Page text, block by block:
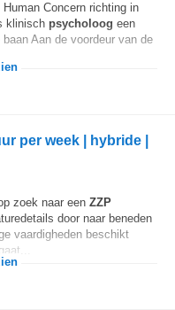
Concern richting in
klinisch psycholoog een
Aan de voordeur van de
per week | hybride |
zoek naar een ZZP
door naar beneden
vaardigheden beschikt